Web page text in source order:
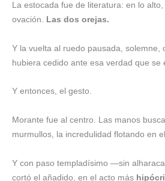
La estocada fue de literatura: en lo
ovación. Las dos orejas.
Y la vuelta al ruedo pausada, solemne,
hubiera cedido ante esa verdad que se
Y entonces, el gesto.
Morante fue al centro. Las manos
murmullos, la incredulidad flotando en
Y con paso templadísimo —sin
cortó el añadido, en el acto más